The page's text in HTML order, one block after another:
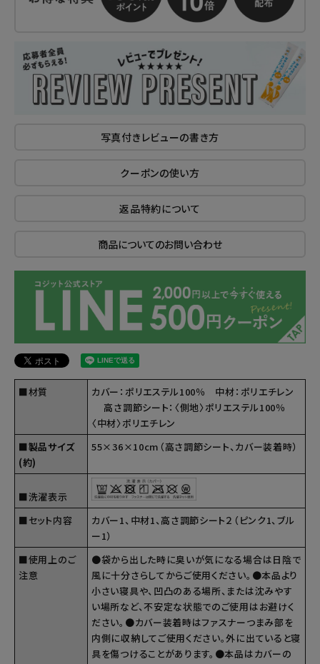
写真付きレビューの書き方
クーポンの使い方
返品特約について
商品についてのお問い合わせ
■材質
カバー：ポリエステル100％ 中材：ポリエチレン
高さ調節シート：〈側地〉ポリエステル100％
〈中材〉ポリエチレン
■製品サイズ
(約)
55×36×10cm（高さ調節シート、カバー装着時）
■洗濯表示
■セット内容
カバー1、中材1、高さ調節シート２（ピンク1、ブル
ー1）
■使用上のご
注意
●袋から出した時に臭いが気になる場合は日陰で
風に十分さらしてからご使用ください。●本品より
小さい寝具や、凹凸のある場所、または沈みやす
い場所など、不安定な状態でのご使用はお避けく
ださい。●カバー装着時はファスナーつまみ部を
内側に収納してご使用ください。外に出ていると寝
具を傷つけることがあります。●本品はカバーの